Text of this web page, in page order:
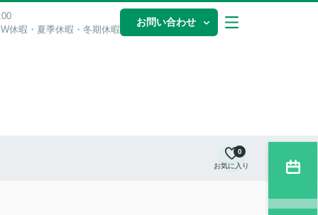
休暇・夏季休暇・冬期休暇
お問い合わせ
お気に入り
0